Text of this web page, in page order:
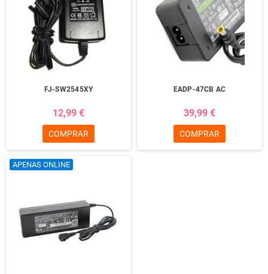
FJ-SW2545XY
12,99 €
COMPRAR
EADP-47CB AC
39,99 €
COMPRAR
APENAS ONLINE